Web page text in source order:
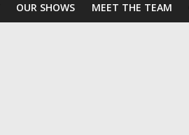
OUR SHOWS MEET THE TEAM